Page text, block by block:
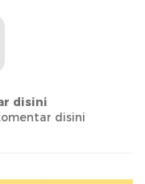
disini
disini